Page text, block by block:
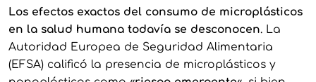
Los efectos exactos del consumo de microplásticos
en la salud humana todavía se desconocen. La
Autoridad Europea de Seguridad Alimentaria
(EFSA) calificó la presencia de microplásticos y